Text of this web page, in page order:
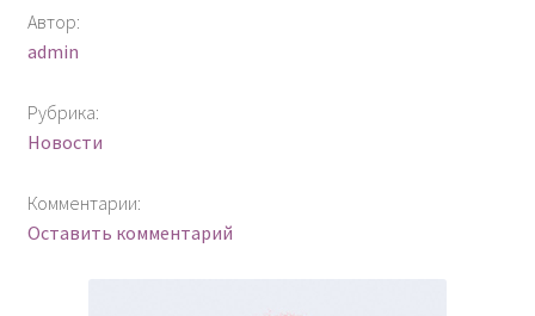
Автор:
admin
Рубрика:
Новости
Комментарии:
Оставить комментарий